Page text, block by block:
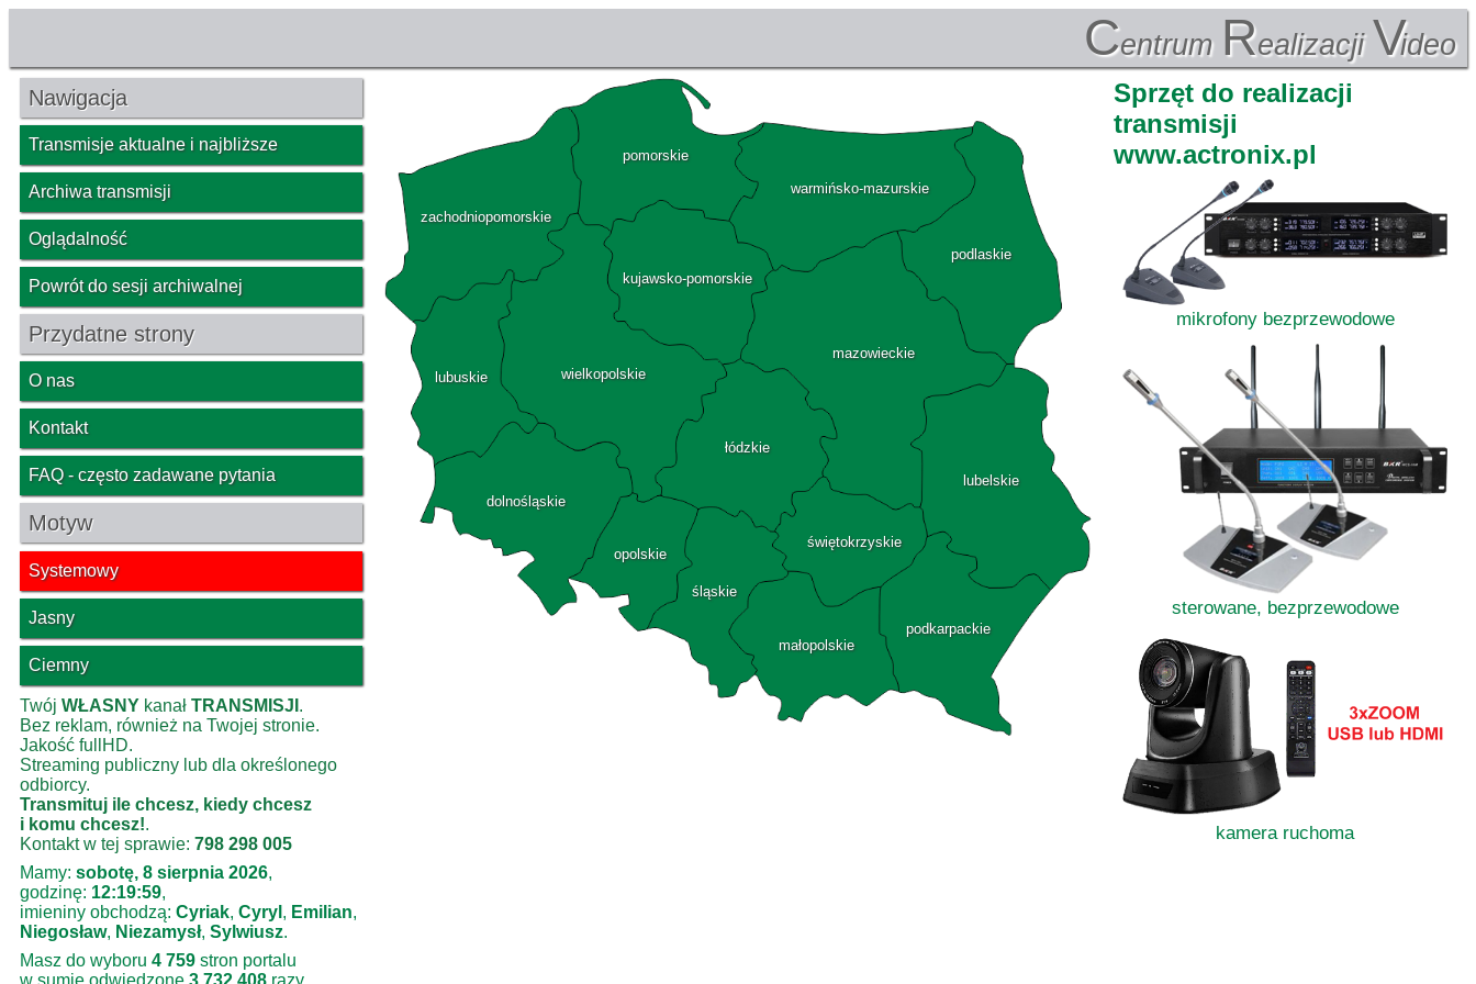
Centrum Realizacji Video
Nawigacja
Transmisje aktualne i najbliższe
Archiwa transmisji
Oglądalność
Powrót do sesji archiwalnej
Przydatne strony
O nas
Kontakt
FAQ - często zadawane pytania
Motyw
Systemowy
Jasny
Ciemny
Twój WŁASNY kanał TRANSMISJI .
Bez reklam, również na Twojej stronie.
Jakość fullHD.
Streaming publiczny lub dla określonego
odbiorcy.
Transmituj ile chcesz, kiedy chcesz
i komu chcesz!.
Kontakt w tej sprawie: 798 298 005
Mamy: sobotę, 8 sierpnia 2026,
godzinę: 12:19:59,
imieniny obchodzą: Cyriak, Cyryl , Emilian,
Niegosław, Niezamysł, Sylwiusz.
Masz do wyboru 4 759 stron portalu
w sumie odwiedzone 3 732 408 razy.
zachodniopomorskie
pomorskie
warmińsko-mazurskie
lubuskie wielkopolskie
kujawsko-pomorskie
mazowieckie
podlaskie
dolnośląskie
łódzkie
lubelskie
opolskie
śląskie
świętokrzyskie
małopolskie
podkarpackie
Sprzęt do realizacji
transmisji
www.actronix.pl
mikrofony bezprzewodowe
sterowane, bezprzewodowe
kamera ruchoma